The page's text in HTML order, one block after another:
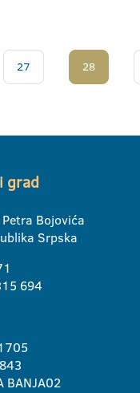
27 28
grad
Bojovića
Srpska
694
BANJA02